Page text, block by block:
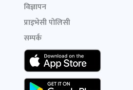
विज्ञापन
प्राइभेसी पोलिसी
सम्पर्क